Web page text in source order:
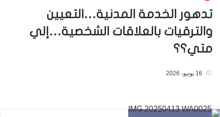
تدهور الخدمة المدنية…التعيين
والترقيات بالعلاقات الشخصية…إلي
متي؟؟
16 يونيو، 2026